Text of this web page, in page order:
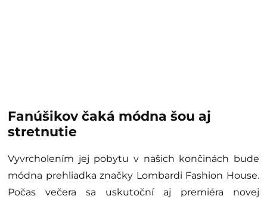
Fanúšikov čaká módna šou aj
stretnutie
Vyvrcholením jej pobytu v našich končinách bude
módna prehliadka značky Lombardi Fashion House.
Počas večera sa uskutoční aj premiéra novej